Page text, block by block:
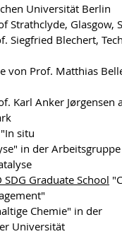
Universität Berlin
Strathclyde, Glasgow,
Siegfried Blechert,
von Prof. Matthias
Karl Anker Jørgensen
situ
in der
SDG Graduate School
Chemie" in der
Universität